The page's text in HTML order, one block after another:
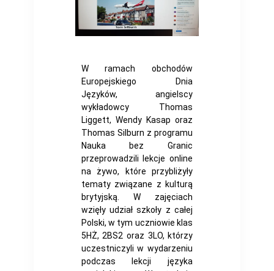
W ramach obchodów
Europejskiego Dnia
Języków, angielscy
wykładowcy Thomas
Liggett, Wendy Kasap oraz
Thomas Silburn z programu
Nauka bez Granic
przeprowadzili lekcje online
na żywo, które przybliżyły
tematy związane z kulturą
brytyjską. W zajęciach
wzięły udział szkoły z całej
Polski, w tym uczniowie klas
5HŻ, 2BS2 oraz 3LO, którzy
uczestniczyli w wydarzeniu
podczas lekcji języka